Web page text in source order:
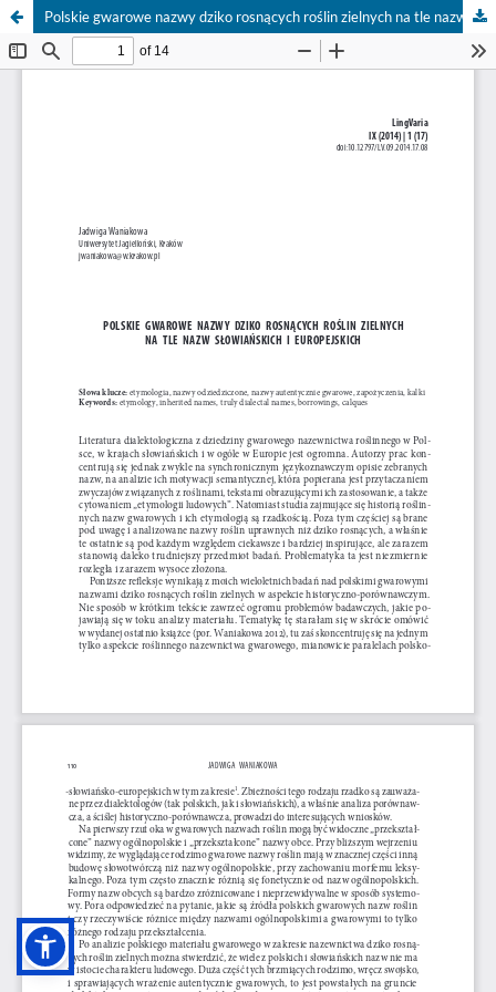
Polskie gwarowe nazwy dziko rosnących roślin zielnych na tle nazw słowiańskich i europejskich